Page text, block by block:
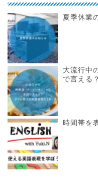
夏季休業
大流行中
で言える
時間帯を